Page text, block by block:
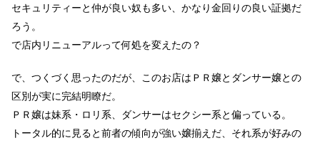
セキュリティーと仲が良い奴も多い、かなり金回りの良い証拠だ
ろう。
で店内リニューアルって何処を変えたの？
で、つくづく思ったのだが、このお店はＰＲ嬢とダンサー嬢との
区別が実に完結明瞭だ。
ＰＲ嬢は妹系・ロリ系、ダンサーはセクシー系と偏っている。
トータル的に見ると前者の傾向が強い嬢揃えだ、それ系が好みの